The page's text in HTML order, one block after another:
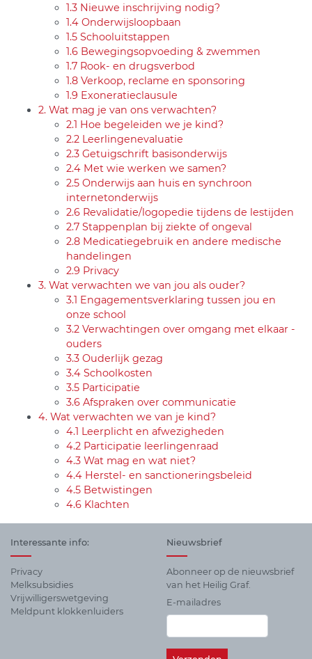
1.3 Nieuwe inschrijving nodig?
1.4 Onderwijsloopbaan
1.5 Schooluitstappen
1.6 Bewegingsopvoeding & zwemmen
1.7 Rook- en drugsverbod
1.8 Verkoop, reclame en sponsoring
1.9 Exoneratieclausule
2. Wat mag je van ons verwachten?
2.1 Hoe begeleiden we je kind?
2.2 Leerlingenevaluatie
2.3 Getuigschrift basisonderwijs
2.4 Met wie werken we samen?
2.5 Onderwijs aan huis en synchroon
internetonderwijs
2.6 Revalidatie/logopedie tijdens de lestijden
2.7 Stappenplan bij ziekte of ongeval
2.8 Medicatiegebruik en andere medische
handelingen
2.9 Privacy
3. Wat verwachten we van jou als ouder?
3.1 Engagementsverklaring tussen jou en
onze school
3.2 Verwachtingen over omgang met elkaar -
ouders
3.3 Ouderlijk gezag
3.4 Schoolkosten
3.5 Participatie
3.6 Afspraken over communicatie
4. Wat verwachten we van je kind?
4.1 Leerplicht en afwezigheden
4.2 Participatie leerlingenraad
4.3 Wat mag en wat niet?
4.4 Herstel- en sanctioneringsbeleid
4.5 Betwistingen
4.6 Klachten
Interessante info:
Privacy
Melksubsidies
Vrijwilligerswetgeving
Meldpunt klokkenluiders
Nieuwsbrief
Abonneer op de nieuwsbrief
van het Heilig Graf.
E-mailadres